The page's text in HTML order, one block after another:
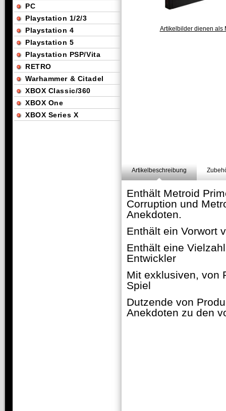
Artikelbilder dienen als
Artikelbeschreibung
Enthält Metroid
Corruption und
Anekdoten.
Enthält ein Vorwort
Enthält eine
Entwickler
Mit exklusiven, von
Spiel
Dutzende von
Anekdoten zu den
PC
Playstation 1/2/3
Playstation 4
Playstation 5
Playstation PSP/Vita
RETRO
Warhammer & Citadel
XBOX Classic/360
XBOX One
XBOX Series X